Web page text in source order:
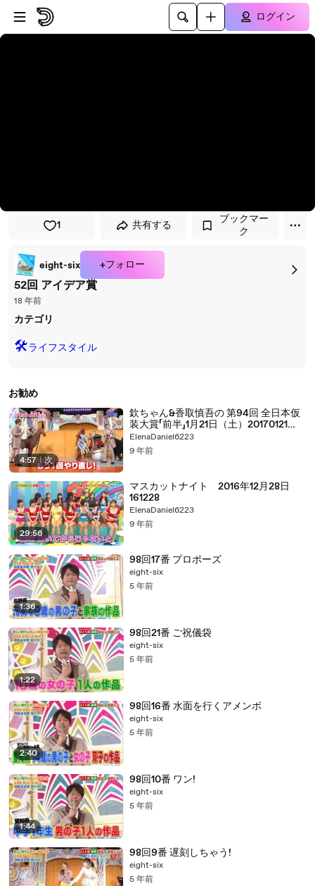
プレイヤーにスキップ
メインコンテンツにスキップ
ログイン
1 共有する
ブックマー
ク
eight-six +フォロー
52回 アイデア賞
18 年前
カテゴリ
🛠️ライフスタイル
お勧め
4:57 | 次
欽ちゃん&香取慎吾の 第94回 全日本仮
装大賞「前半」1月21日（土）20170121
part 2/2
ElenaDaniel6223
9 年前
29:56
マスカットナイト 2016年12月28日
161228
ElenaDaniel6223
9 年前
1:36
98回17番 プロポーズ
eight-six
5 年前
1:22
98回21番 ご祝儀袋
eight-six
5 年前
2:40
98回16番 水面を行くアメンボ
eight-six
5 年前
1:44
98回10番 ワン!
eight-six
5 年前
98回9番 遅刻しちゃう!
eight-six
5 年前